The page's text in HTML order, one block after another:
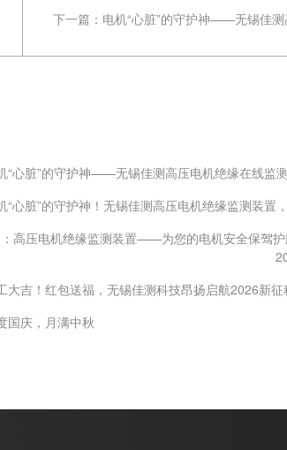
下一篇： 电机“心脏”的守护神——无锡佳
“心脏”的守护神——无锡佳测高压电机绝缘在线监
“心脏”的守护神！无锡佳测高压电机绝缘监测装置
高压电机绝缘监测装置——为您的电机安全保驾
大吉！红包送福，无锡佳测科技昂扬启航2026新征
国庆，月满中秋